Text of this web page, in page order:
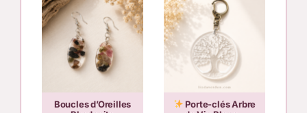
Boucles d’Oreilles
Porte-clés Arbre